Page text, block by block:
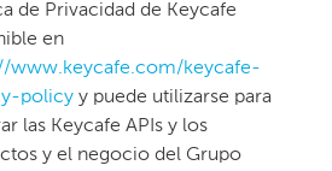
de Privacidad de Keycafe
en
www.keycafe.com/keycafe-
policy y puede utilizarse para
las Keycafe APIs y los
y el negocio del Grupo